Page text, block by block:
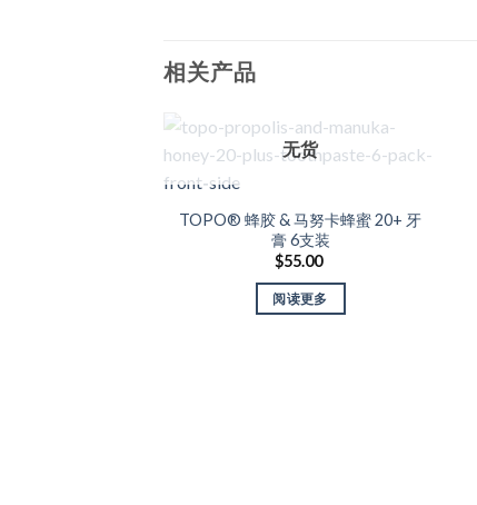
相关产品
无货
TOPO® 蜂胶 & 马努卡蜂蜜 20+ 牙
膏 6支装
$55.00
阅读更多